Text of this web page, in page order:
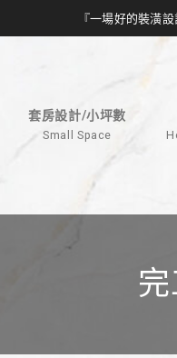
『一場好的裝潢
套房設計/小坪數
Small Space